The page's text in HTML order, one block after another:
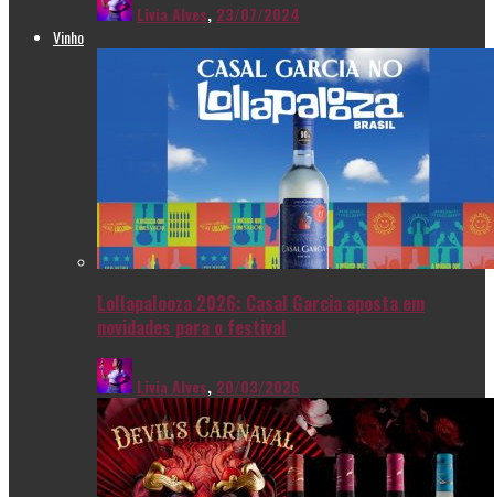
Livia Alves, 23/07/2024
Vinho
Lollapalooza 2026: Casal Garcia aposta em
novidades para o festival
Livia Alves, 20/03/2026